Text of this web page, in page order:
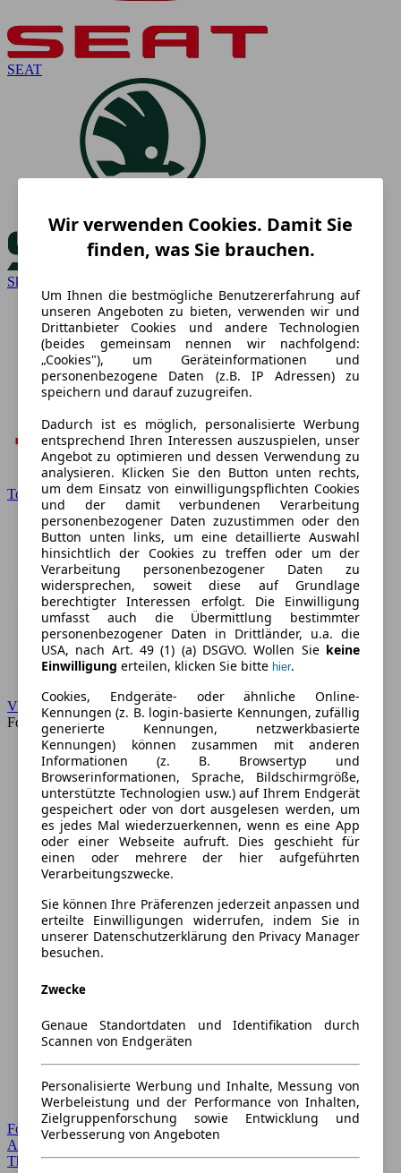
SEAT
Skoda
Toyota
VW
Forum
Forum Startseite
Alle Auto-Foren
Themen-Forum
Wir verwenden Cookies. Damit Sie
finden, was Sie brauchen.
Um Ihnen die bestmögliche Benutzererfahrung auf
unseren Angeboten zu bieten, verwenden wir und
Drittanbieter Cookies und andere Technologien
(beides gemeinsam nennen wir nachfolgend:
„Cookies"), um Geräteinformationen und
personenbezogene Daten (z.B. IP Adressen) zu
speichern und darauf zuzugreifen.
Dadurch ist es möglich, personalisierte Werbung
entsprechend Ihren Interessen auszuspielen, unser
Angebot zu optimieren und dessen Verwendung zu
analysieren. Klicken Sie den Button unten rechts,
um dem Einsatz von einwilligungspflichten Cookies
und der damit verbundenen Verarbeitung
personenbezogener Daten zuzustimmen oder den
Button unten links, um eine detaillierte Auswahl
hinsichtlich der Cookies zu treffen oder um der
Verarbeitung personenbezogener Daten zu
widersprechen, soweit diese auf Grundlage
berechtigter Interessen erfolgt. Die Einwilligung
umfasst auch die Übermittlung bestimmter
personenbezogener Daten in Drittländer, u.a. die
USA, nach Art. 49 (1) (a) DSGVO. Wollen Sie keine
Einwilligung erteilen, klicken Sie bitte hier.
Cookies, Endgeräte- oder ähnliche Online-
Kennungen (z. B. login-basierte Kennungen, zufällig
generierte Kennungen, netzwerkbasierte
Kennungen) können zusammen mit anderen
Informationen (z. B. Browsertyp und
Browserinformationen, Sprache, Bildschirmgröße,
unterstützte Technologien usw.) auf Ihrem Endgerät
gespeichert oder von dort ausgelesen werden, um
es jedes Mal wiederzuerkennen, wenn es eine App
oder einer Webseite aufruft. Dies geschieht für
einen oder mehrere der hier aufgeführten
Verarbeitungszwecke.
Sie können Ihre Präferenzen jederzeit anpassen und
erteilte Einwilligungen widerrufen, indem Sie in
unserer Datenschutzerklärung den Privacy Manager
besuchen.
Zwecke
Genaue Standortdaten und Identifikation durch
Scannen von Endgeräten
Personalisierte Werbung und Inhalte, Messung von
Werbeleistung und der Performance von Inhalten,
Zielgruppenforschung sowie Entwicklung und
Verbesserung von Angeboten